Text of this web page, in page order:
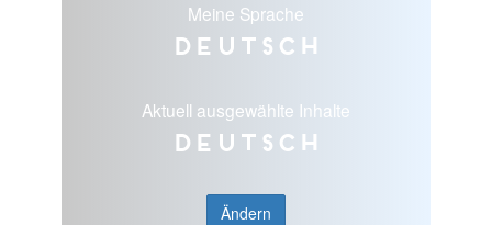
Meine Sprache
Deutsch
Aktuell ausgewählte Inhalte
Deutsch
Ändern